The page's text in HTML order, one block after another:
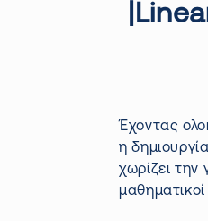
Έχοντας
η
χωρίζει